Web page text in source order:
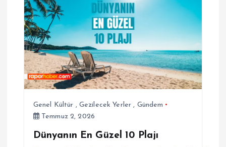
Genel Kültür , Gezilecek Yerler , Gündem
Temmuz 2, 2026
Dünyanın En Güzel 10 Plajı